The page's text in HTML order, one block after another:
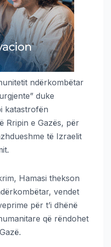
ndërkombëtar
duke
katastrofën
Rripin e Gazës, për
të Izraelit
Hamasi thekson
vendet
për t’i dhënë
që rëndohet